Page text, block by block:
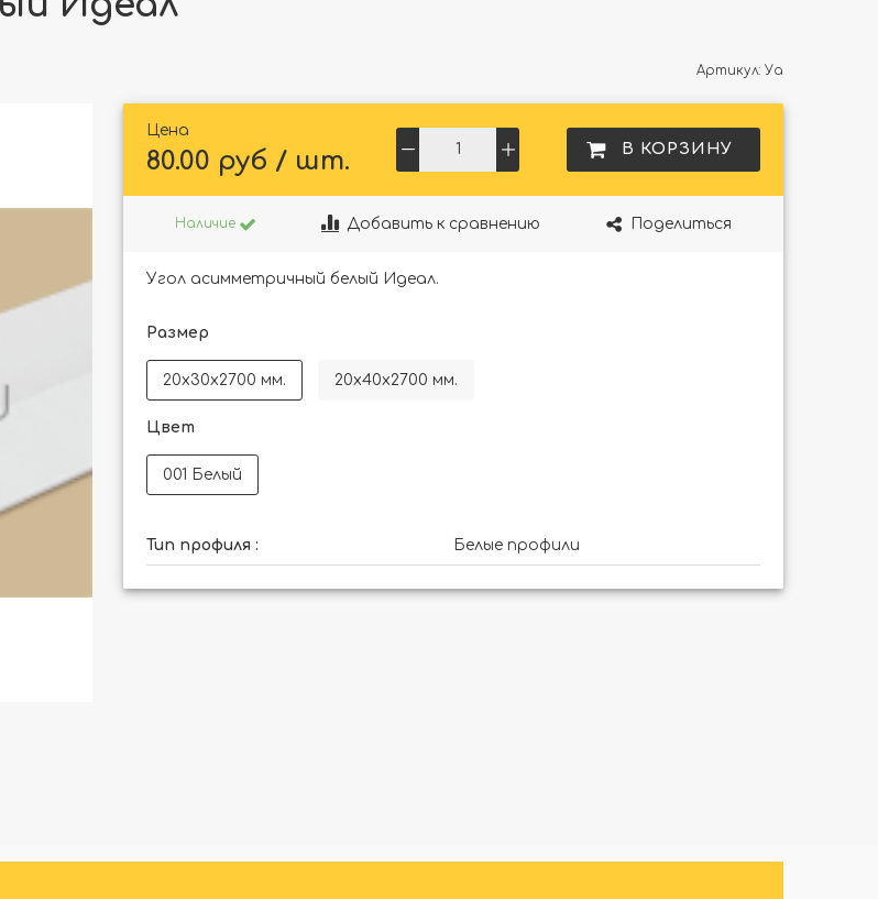
Артикул: Уа
Цена
80.00 руб / шт. В КОРЗИНУ
Наличие Добавить к сравнению Поделиться
Угол асимметричный белый Идеал.
Размер
20х30х2700 мм. 20х40х2700 мм.
Цвет
001 Белый
Тип профиля : Белые профили